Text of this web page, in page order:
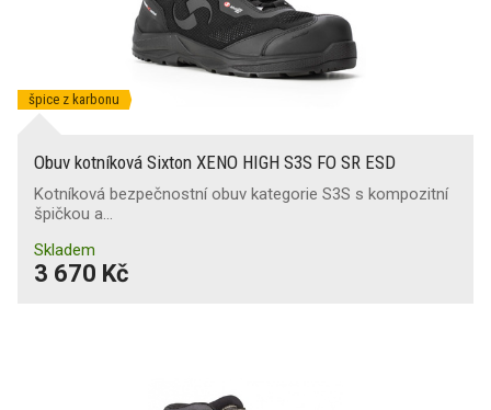
špice z karbonu
Obuv kotníková Sixton XENO HIGH S3S FO SR ESD
Kotníková bezpečnostní obuv kategorie S3S s kompozitní
špičkou a…
Skladem
3 670 Kč